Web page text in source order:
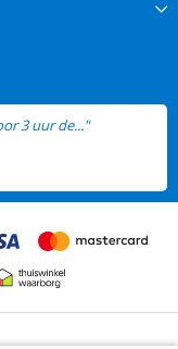
3 uur de..."